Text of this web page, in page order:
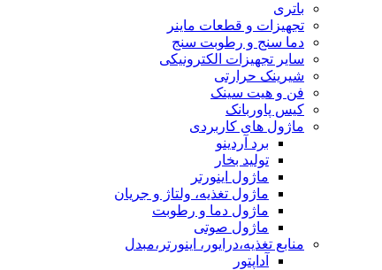
باتری
تجهیزات و قطعات ماینر
دما سنج و رطوبت سنج
سایر تجهیزات الکترونیکی
شیرینک حرارتی
فن و هیت سینک
کیس پاوربانک
ماژول های کاربردی
برد آردینو
تولید بخار
ماژول اینورتر
ماژول تغذیه، ولتاژ و جریان
ماژول دما و رطوبت
ماژول صوتی
منابع تغذیه،درایور، اینورتر،مبدل
آداپتور